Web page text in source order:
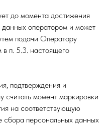
до момента достижения
оператором и может
подачи Оператору
в п. 5.3. настоящего
подтверждения и
считать момент маркировки
на соответствующую
персональных данных